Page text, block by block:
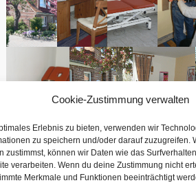
Cookie-Zustimmung verwalten
Erlebnis zu bieten, verwenden wir
zu speichern und/oder darauf zuzugreifen.
zustimmst, können wir Daten wie das
verarbeiten. Wenn du deine Zustimmung nicht
Merkmale und Funktionen beeinträchtigt